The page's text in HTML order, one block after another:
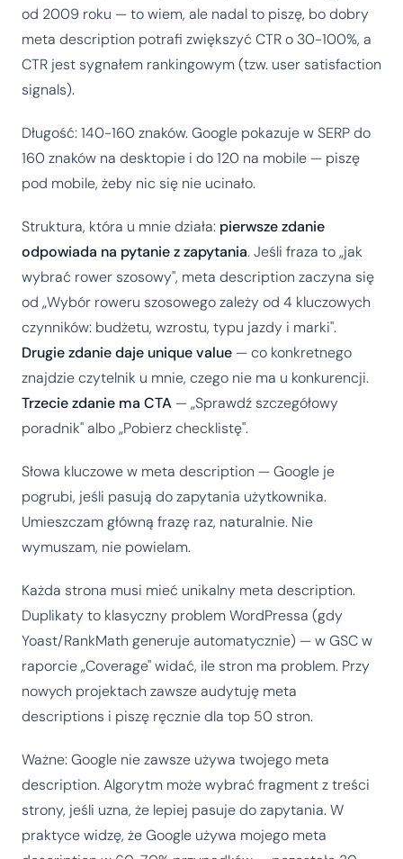
od 2009 roku — to wiem, ale nadal to piszę, bo dobry
meta description potrafi zwiększyć CTR o 30-100%, a
CTR jest sygnałem rankingowym (tzw. user satisfaction
signals).
Długość: 140-160 znaków. Google pokazuje w SERP do
160 znaków na desktopie i do 120 na mobile — piszę
pod mobile, żeby nic się nie ucinało.
Struktura, która u mnie działa: pierwsze zdanie
odpowiada na pytanie z zapytania. Jeśli fraza to „jak
wybrać rower szosowy", meta description zaczyna się
od „Wybór roweru szosowego zależy od 4 kluczowych
czynników: budżetu, wzrostu, typu jazdy i marki".
Drugie zdanie daje unique value— co konkretnego
znajdzie czytelnik u mnie, czego nie ma u konkurencji.
Trzecie zdanie ma CTA— „Sprawdź szczegółowy
poradnik" albo „Pobierz checklistę".
Słowa kluczowe w meta description — Google je
pogrubi, jeśli pasują do zapytania użytkownika.
Umieszczam główną frazę raz, naturalnie. Nie
wymuszam, nie powielam.
Każda strona musi mieć unikalny meta description.
Duplikaty to klasyczny problem WordPressa (gdy
Yoast/RankMath generuje automatycznie) — w GSC w
raporcie „Coverage" widać, ile stron ma problem. Przy
nowych projektach zawsze audytuję meta
descriptions i piszę ręcznie dla top 50 stron.
Ważne: Google nie zawsze używa twojego meta
description. Algorytm może wybrać fragment z treści
strony, jeśli uzna, że lepiej pasuje do zapytania. W
praktyce widzę, że Google używa mojego meta